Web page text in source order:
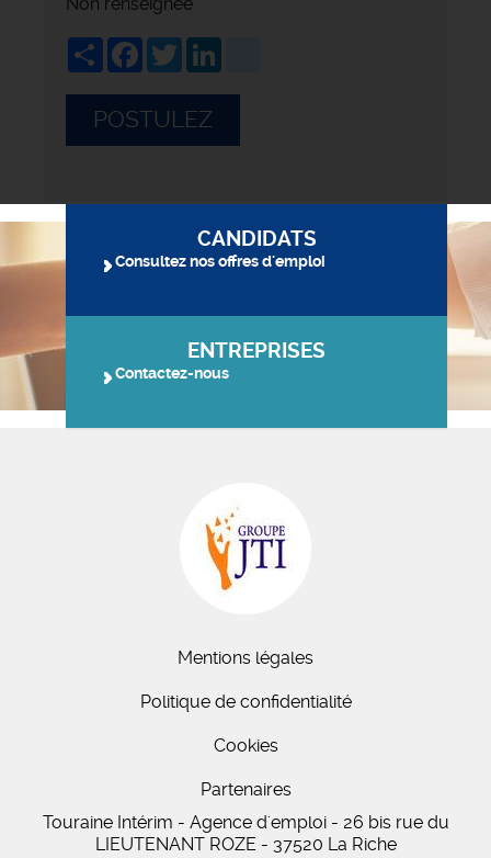
ShareFacebook
Twitter
POSTULEZ
CANDIDATS
Consultez nos offres d'emploi
ENTREPRISES
Contactez-nous
Mentions légales
Politique de confidentialité
Cookies
Partenaires
Touraine Intérim - Agence d'emploi - 26 bisrue du
LIEUTENANT ROZE - 37520 La Riche